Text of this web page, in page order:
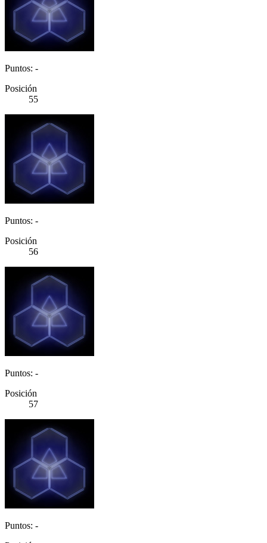
Puntos: -
Posición
55
Puntos: -
Posición
56
Puntos: -
Posición
57
Puntos: -